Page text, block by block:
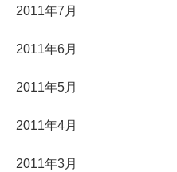
2011年7月
2011年6月
2011年5月
2011年4月
2011年3月